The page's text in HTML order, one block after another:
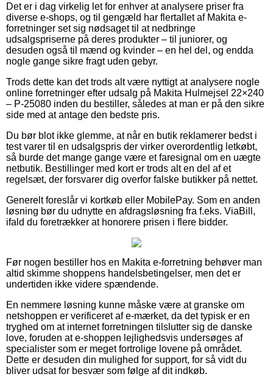
Det er i dag virkelig let for enhver at analysere priser fra
diverse e-shops, og til gengæld har flertallet af Makita e-
forretninger set sig nødsaget til at nedbringe
udsalgspriserne på deres produkter – til juniorer, og
desuden også til mænd og kvinder – en hel del, og endda
nogle gange sikre fragt uden gebyr.
Trods dette kan det trods alt være nyttigt at analysere nogle
online forretninger efter udsalg på Makita Hulmejsel 22×240
– P-25080 inden du bestiller, således at man er på den sikre
side med at antage den bedste pris.
Du bør blot ikke glemme, at når en butik reklamerer bedst i
test varer til en udsalgspris der virker overordentlig letkøbt,
så burde det mange gange være et faresignal om en uægte
netbutik. Bestillinger med kort er trods alt en del af et
regelsæt, der forsvarer dig overfor falske butikker på nettet.
Generelt foreslår vi kortkøb eller MobilePay. Som en anden
løsning bør du udnytte en afdragsløsning fra f.eks. ViaBill,
ifald du foretrækker at honorere prisen i flere bidder.
Før nogen bestiller hos en Makita e-forretning behøver man
altid skimme shoppens handelsbetingelser, men det er
undertiden ikke videre spændende.
En nemmere løsning kunne måske være at granske om
netshoppen er verificeret af e-mærket, da det typisk er en
tryghed om at internet forretningen tilslutter sig de danske
love, foruden at e-shoppen lejlighedsvis undersøges af
specialister som er meget fortrolige lovene på området.
Dette er desuden din mulighed for support, for så vidt du
bliver udsat for besvær som følge af dit indkøb.